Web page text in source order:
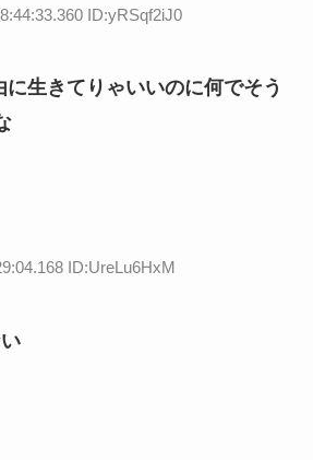
ID:yRSqf2iJ0
に生きてりゃいいのに何でそう
ID:UreLu6HxM